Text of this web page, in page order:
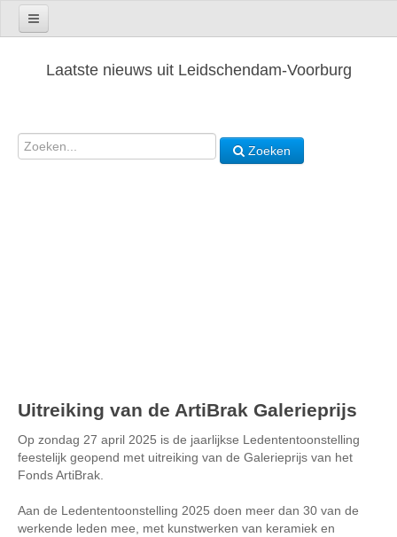
Laatste nieuws uit Leidschendam-Voorburg
Zoeken
Uitreiking van de ArtiBrak Galerieprijs
Op zondag 27 april 2025 is de jaarlijkse Ledententoonstelling
feestelijk geopend met uitreiking van de Galerieprijs van het
Fonds ArtiBrak.
Aan de Ledententoonstelling 2025 doen meer dan 30 van de
werkende leden mee, met kunstwerken van keramiek en